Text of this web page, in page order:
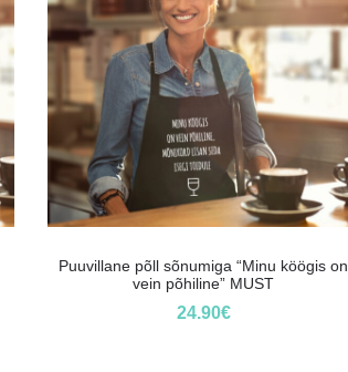
Puuvillane põll sõnumiga “Minu köögis on
vein põhiline” MUST
24.90€